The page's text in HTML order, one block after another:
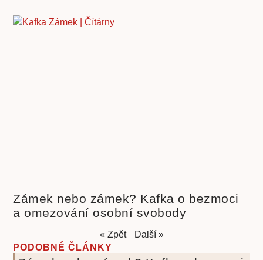
Zámek nebo zámek? Kafka o bezmoci
a omezování osobní svobody
« Zpět
Další »
PODOBNÉ ČLÁNKY